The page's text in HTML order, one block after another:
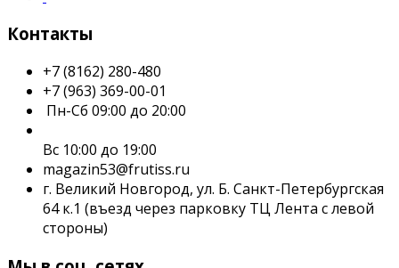
Контакты
+7 (8162) 280-480
+7 (963) 369-00-01
Пн-Сб 09:00 до 20:00
Вс 10:00 до 19:00
magazin53@frutiss.ru
г. Великий Новгород, ул. Б. Санкт-Петербургская
64 к.1 (въезд через парковку ТЦ Лента с левой
стороны)